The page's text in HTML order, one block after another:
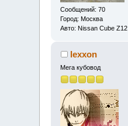
Сообщений: 70
Город: Москва
Авто: Nissan Cube Z12
lexxon
Мега кубовод